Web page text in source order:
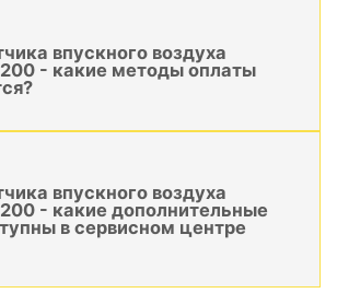
впускного воздуха
- какие методы оплаты
впускного воздуха
- какие дополнительные
в сервисном центре